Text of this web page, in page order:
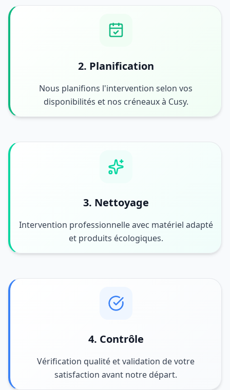
2. Planification
Nous planifions l'intervention selon vos
disponibilités et nos créneaux à Cusy.
3. Nettoyage
Intervention professionnelle avec matériel adapté
et produits écologiques.
4. Contrôle
Vérification qualité et validation de votre
satisfaction avant notre départ.